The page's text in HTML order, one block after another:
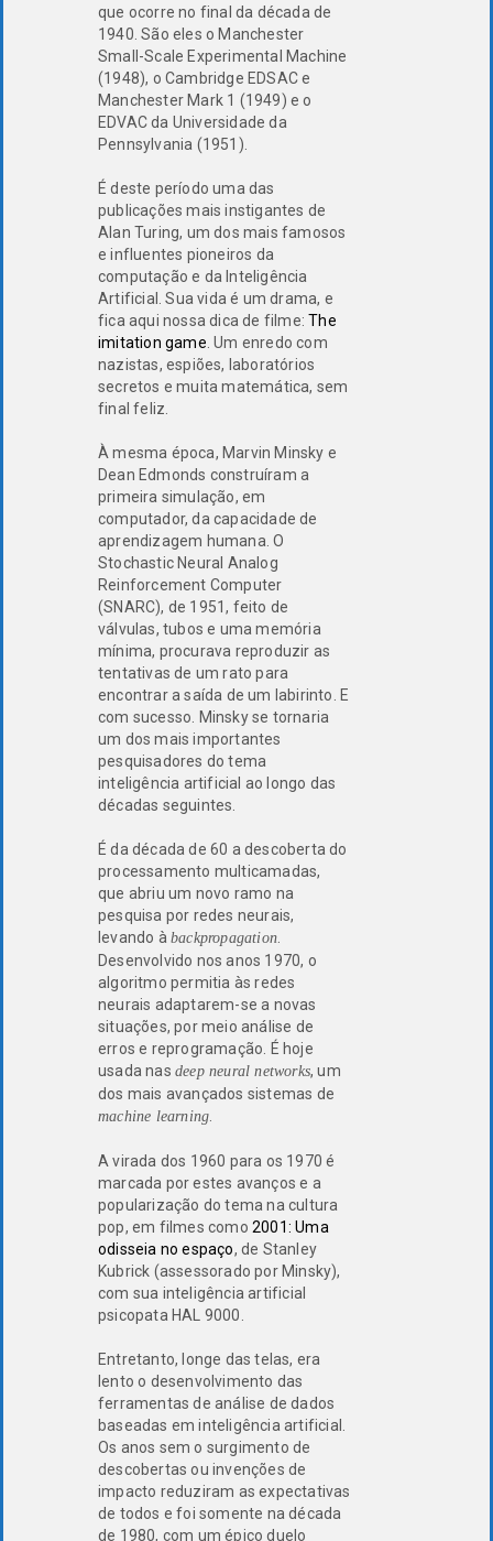
que ocorre no final da década de
1940. São eles o Manchester
Small-Scale Experimental Machine
(1948), o Cambridge EDSAC e
Manchester Mark 1 (1949) e o
EDVAC da Universidade da
Pennsylvania (1951).
É deste período uma das
publicações mais instigantes de
Alan Turing, um dos mais famosos
e influentes pioneiros da
computação e da Inteligência
Artificial. Sua vida é um drama, e
fica aqui nossa dica de filme:The
imitation game. Um enredo com
nazistas, espiões, laboratórios
secretos e muita matemática, sem
final feliz.
À mesma época, Marvin Minsky e
Dean Edmonds construíram a
primeira simulação, em
computador, da capacidade de
aprendizagem humana. O
Stochastic Neural Analog
Reinforcement Computer
(SNARC), de 1951, feito de
válvulas, tubos e uma memória
mínima, procurava reproduzir as
tentativas de um rato para
encontrar a saída de um labirinto. E
com sucesso. Minsky se tornaria
um dos mais importantes
pesquisadores do tema
inteligência artificial ao longo das
décadas seguintes.
É da década de 60 a descoberta do
processamento multicamadas,
que abriu um novo ramo na
pesquisa por redes neurais,
levando à backpropagation.
Desenvolvido nos anos 1970, o
algoritmo permitia às redes
neurais adaptarem-se a novas
situações, por meio análise de
erros e reprogramação. É hoje
usada nas deep neural networks, um
dos mais avançados sistemas de
machine learning.
A virada dos 1960 para os 1970 é
marcada por estes avanços e a
popularização do tema na cultura
pop, em filmes como 2001: Uma
odisseia no espaço, de Stanley
Kubrick (assessorado por Minsky),
com sua inteligência artificial
psicopata HAL 9000.
Entretanto, longe das telas, era
lento o desenvolvimento das
ferramentas de análise de dados
baseadas em inteligência artificial.
Os anos sem o surgimento de
descobertas ou invenções de
impacto reduziram as expectativas
de todos e foi somente na década
de 1980, com um épico duelo